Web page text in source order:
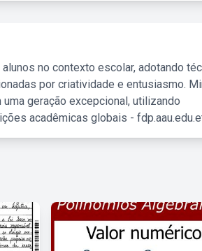
no contexto escolar, adotando
por criatividade e entusiasmo.
geração excepcional, utilizando
acadêmicas globais -